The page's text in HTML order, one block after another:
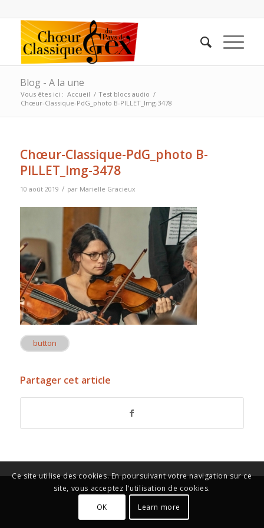
Blog - A la une
Vous êtes ici : Accueil / Test blocs audio /
Chœur-Classique-PdG_photo B-PILLET_Img-3478
Chœur-Classique-PdG_photo B-
PILLET_Img-3478
10 août 2019 / par Marielle Gracieux
button
Partager cet article
Ce site utilise des cookies. En poursuivant votre navigation sur ce
site, vous acceptez l'utilisation de cookies.
OK
Learn more